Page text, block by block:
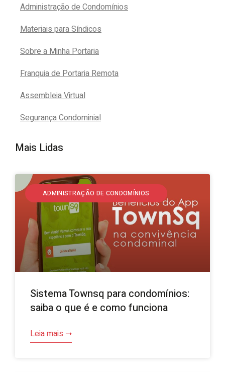
Administração de Condomínios
Materiais para Síndicos
Sobre a Minha Portaria
Franquia de Portaria Remota
Assembleia Virtual
Segurança Condominial
Mais Lidas
ADMINISTRAÇÃO DE CONDOMÍNIOS
Sistema Townsq para condomínios:
saiba o que é e como funciona
Leia mais ➝